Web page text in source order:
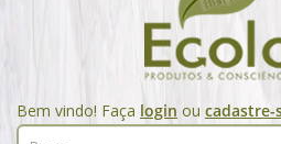
Bem vindo! Faça login ou cadastre-